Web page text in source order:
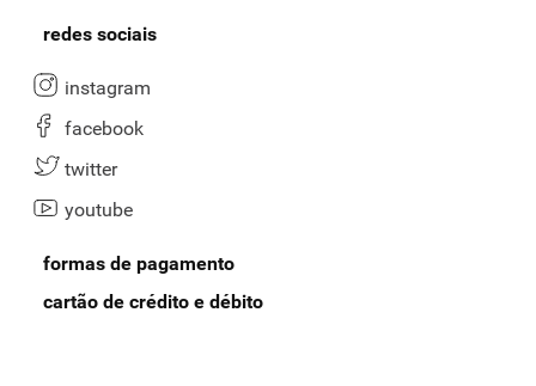
redes sociais
instagram
facebook
twitter
youtube
formas de pagamento
cartão de crédito e débito